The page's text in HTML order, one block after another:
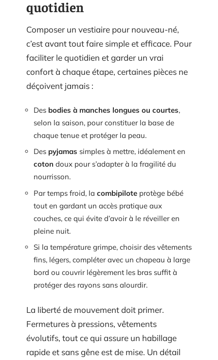
quotidien
Composer un vestiaire pour nouveau-né,
c’est avant tout faire simple et efficace. Pour
faciliter le quotidien et garder un vrai
confort à chaque étape, certaines pièces ne
déçoivent jamais :
Des bodies à manches longues ou courtes,
selon la saison, pour constituer la base de
chaque tenue et protéger la peau.
Des pyjamas simples à mettre, idéalement en
coton doux pour s’adapter à la fragilité du
nourrisson.
Par temps froid, la combipilote protège bébé
tout en gardant un accès pratique aux
couches, ce qui évite d’avoir à le réveiller en
pleine nuit.
Si la température grimpe, choisir des vêtements
fins, légers, compléter avec un chapeau à large
bord ou couvrir légèrement les bras suffit à
protéger des rayons sans alourdir.
La liberté de mouvement doit primer.
Fermetures à pressions, vêtements
évolutifs, tout ce qui assure un habillage
rapide et sans gêne est de mise. Un détail